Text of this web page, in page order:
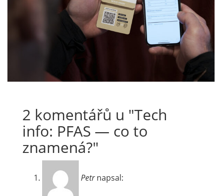
2 komentářů u "Tech
info: PFAS — co to
znamená?"
Petr napsal: